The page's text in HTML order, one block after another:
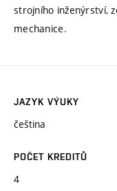
strojního inženýrství,
mechanice.
JAZYK VÝUKY
čeština
POČET KREDITŮ
4